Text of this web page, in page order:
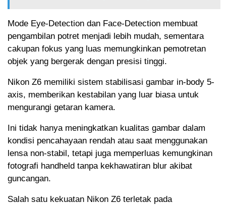
Mode Eye-Detection dan Face-Detection membuat
pengambilan potret menjadi lebih mudah, sementara
cakupan fokus yang luas memungkinkan pemotretan
objek yang bergerak dengan presisi tinggi.
Nikon Z6 memiliki sistem stabilisasi gambar in-body 5-
axis, memberikan kestabilan yang luar biasa untuk
mengurangi getaran kamera.
Ini tidak hanya meningkatkan kualitas gambar dalam
kondisi pencahayaan rendah atau saat menggunakan
lensa non-stabil, tetapi juga memperluas kemungkinan
fotografi handheld tanpa kekhawatiran blur akibat
guncangan.
Salah satu kekuatan Nikon Z6 terletak pada